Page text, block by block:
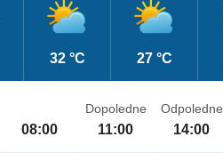
32 °C 27 °C
08:00
Dopoledne
11:00
Odpoledne
14:00